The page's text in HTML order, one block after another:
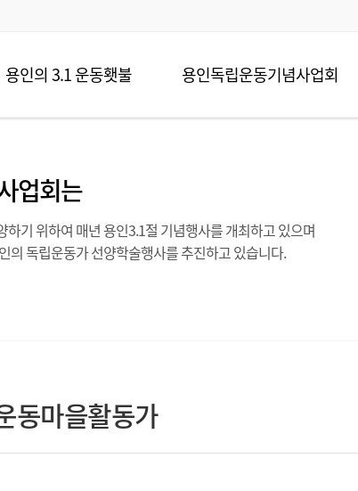
용인의 3.1 운동횃불 용인독립운동기념사업회
업회는
기 위하여 매년 용인3.1절 기념행사를 개최하고 있으며
의 독립운동가 선양학술행사를 추진하고 있습니다.
동마을활동가